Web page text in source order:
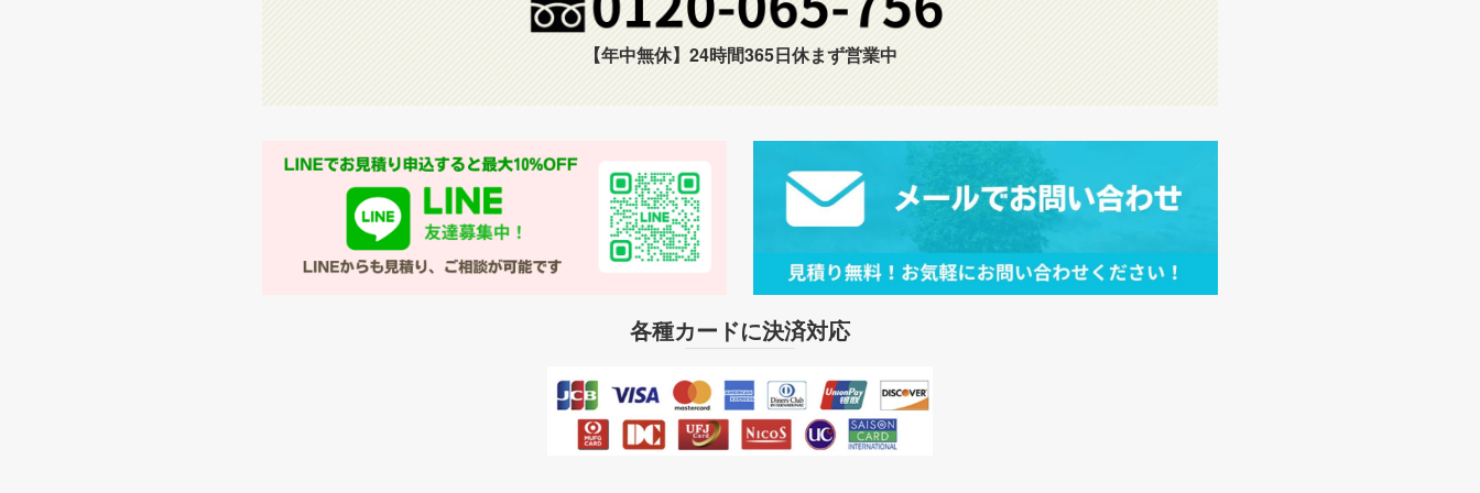
【年中無休】24時間365日休まず営業中
各種カードに決済対応